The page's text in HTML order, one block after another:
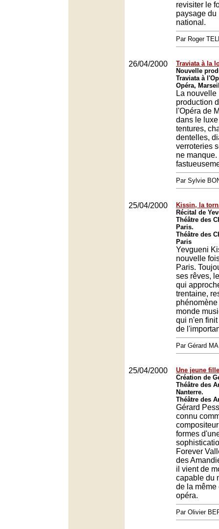
revisiter le
paysage du
national.
Par Roger
26/04/2000
Traviata à la
Nouvelle
Traviata à
Opéra,
La nouvelle
production
l'Opéra de
dans le
tentures,
dentelles,
verroteries
ne
Par Sylvie
25/04/2000
Kissin, la
Récital de
Théâtre des
Paris.
Théâtre des
Paris
Yevgueni
nouvelle
Paris.
ses rêves,
qui
trentaine,
monde
qui n'en
de
Par Gérard
25/04/2000
Une jeune
Création de
Théâtre des
Nanterre.
Théâtre des
Gérard
connu
formes
Forever
des
il vient de
capable du
de la même
opéra.
Par Olivier